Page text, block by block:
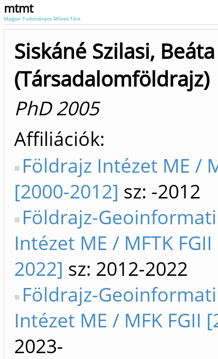
mtmt
Magyar Tudományos Művek Tára
Siskáné Szilasi, Beáta
(Társadalomföldrajz)
PhD 2005
Affiliációk
Földrajz Intézet ME /
[2000-2012] sz: -2012
Földrajz-
Intézet ME / MFTK
2022] sz: 2012-2022
Földrajz-
Intézet ME / MFK FGII
2023-